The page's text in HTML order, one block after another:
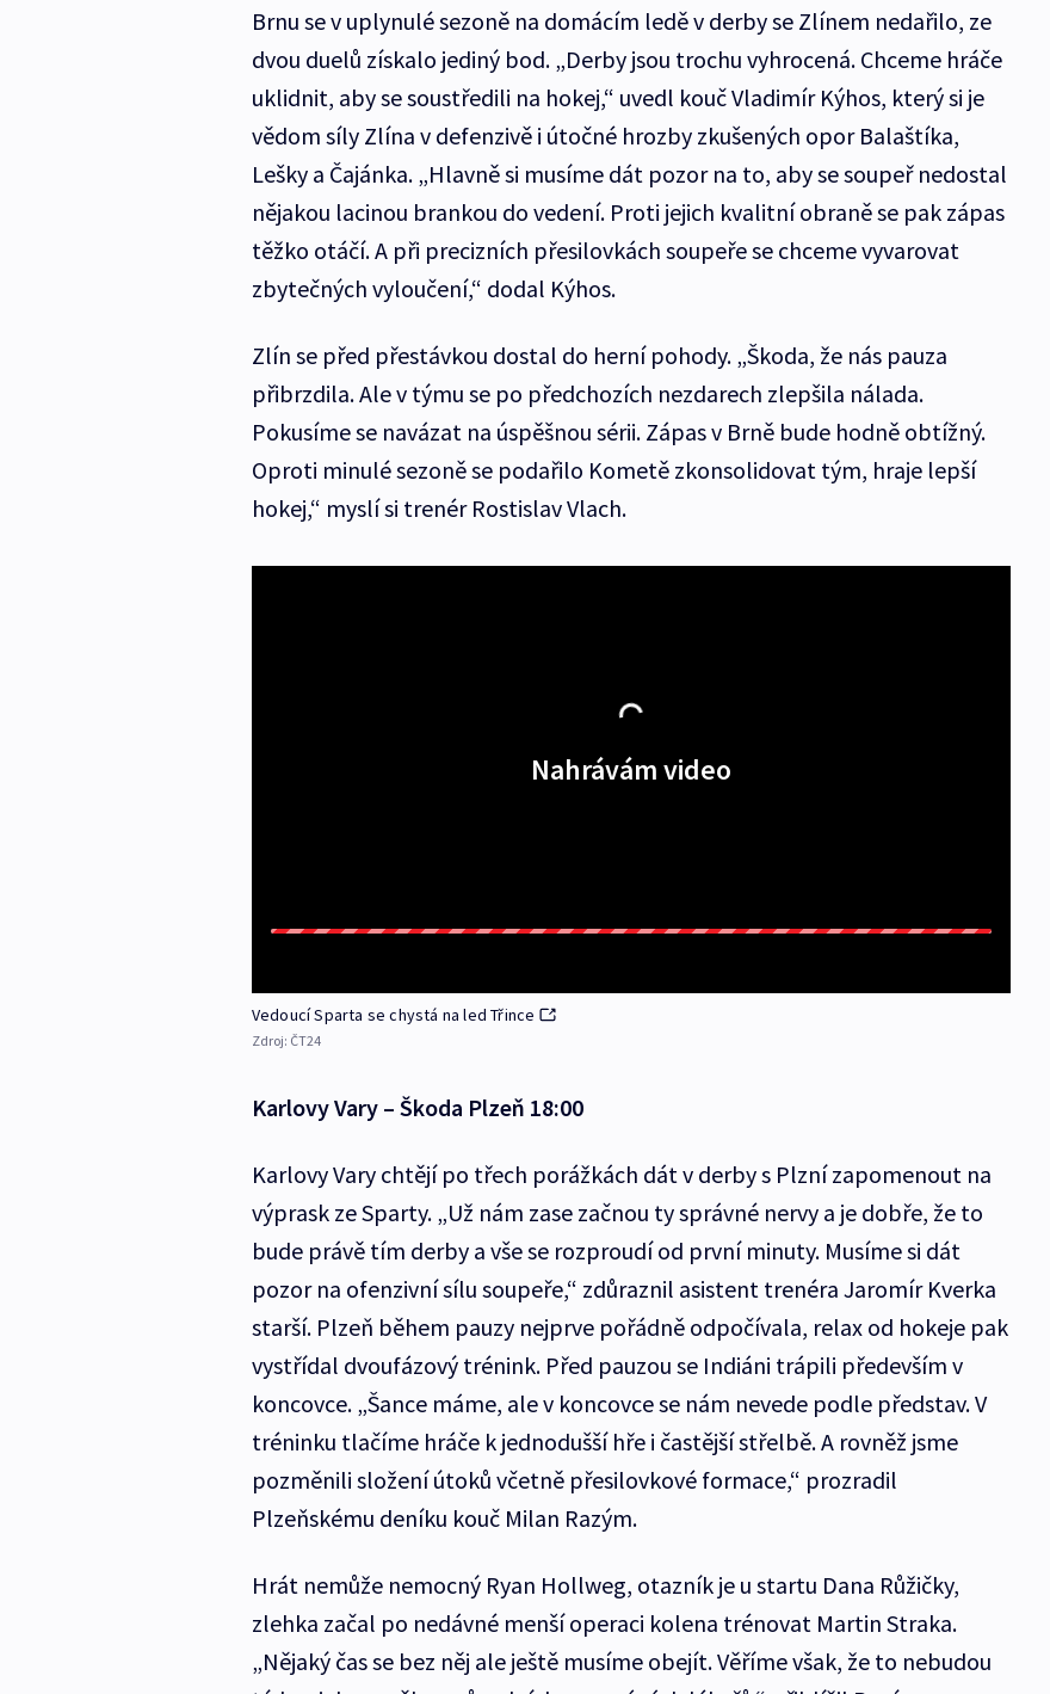
Brnu se v uplynulé sezoně na domácím ledě v derby se Zlínem nedařilo, ze
dvou duelů získalo jediný bod. „Derby jsou trochu vyhrocená. Chceme hráče
uklidnit, aby se soustředili na hokej,“ uvedl kouč Vladimír Kýhos, který si je
vědom síly Zlína v defenzivě i útočné hrozby zkušených opor Balaštíka,
Lešky a Čajánka. „Hlavně si musíme dát pozor na to, aby se soupeř nedostal
nějakou lacinou brankou do vedení. Proti jejich kvalitní obraně se pak zápas
těžko otáčí. A při precizních přesilovkách soupeře se chceme vyvarovat
zbytečných vyloučení,“ dodal Kýhos.
Zlín se před přestávkou dostal do herní pohody. „Škoda, že nás pauza
přibrzdila. Ale v týmu se po předchozích nezdarech zlepšila nálada.
Pokusíme se navázat na úspěšnou sérii. Zápas v Brně bude hodně obtížný.
Oproti minulé sezoně se podařilo Kometě zkonsolidovat tým, hraje lepší
hokej,“ myslí si trenér Rostislav Vlach.
Nahrávám video
Vedoucí Sparta se chystá na led Třince
Zdroj: ČT24
Karlovy Vary – Škoda Plzeň 18:00
Karlovy Vary chtějí po třech porážkách dát v derby s Plzní zapomenout na
výprask ze Sparty. „Už nám zase začnou ty správné nervy a je dobře, že to
bude právě tím derby a vše se rozproudí od první minuty. Musíme si dát
pozor na ofenzivní sílu soupeře,“ zdůraznil asistent trenéra Jaromír Kverka
starší. Plzeň během pauzy nejprve pořádně odpočívala, relax od hokeje pak
vystřídal dvoufázový trénink. Před pauzou se Indiáni trápili především v
koncovce. „Šance máme, ale v koncovce se nám nevede podle představ. V
tréninku tlačíme hráče k jednodušší hře i častější střelbě. A rovněž jsme
pozměnili složení útoků včetně přesilovkové formace,“ prozradil
Plzeňskému deníku kouč Milan Razým.
Hrát nemůže nemocný Ryan Hollweg, otazník je u startu Dana Růžičky,
zlehka začal po nedávné menší operaci kolena trénovat Martin Straka.
„Nějaký čas se bez něj ale ještě musíme obejít. Věříme však, že to nebudou